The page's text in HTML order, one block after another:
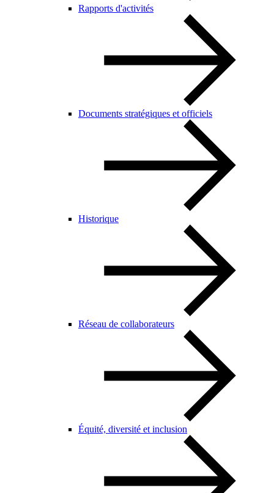
Rapports d'activités
Documents stratégiques et officiels
Historique
Réseau de collaborateurs
Équité, diversité et inclusion